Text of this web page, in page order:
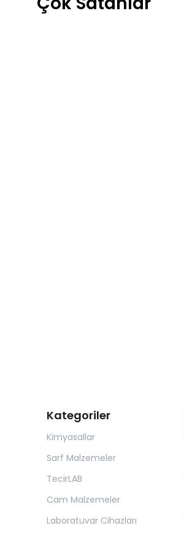
Kategoriler
Kimyasallar
Sarf Malzemeler
TecirLAB
Cam Malzemeler
Laboratuvar Cihazları